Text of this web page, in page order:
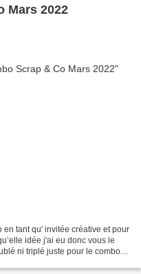
Mars 2022
tant qu' invitée créative et pour
idée j'ai eu donc vous le
ni triplé juste pour le combo !